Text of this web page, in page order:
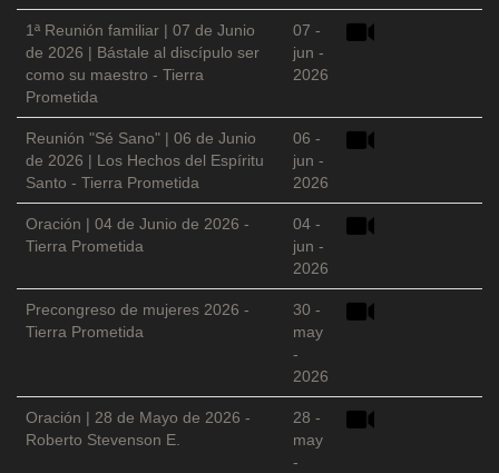
1ª Reunión familiar | 07 de Junio
de 2026 | Bástale al discípulo ser
como su maestro - Tierra
Prometida
07 -
jun -
2026
Reunión "Sé Sano" | 06 de Junio
de 2026 | Los Hechos del Espíritu
Santo - Tierra Prometida
06 -
jun -
2026
Oración | 04 de Junio de 2026 -
Tierra Prometida
04 -
jun -
2026
Precongreso de mujeres 2026 -
Tierra Prometida
30 -
may
-
2026
Oración | 28 de Mayo de 2026 -
Roberto Stevenson E.
28 -
may
-